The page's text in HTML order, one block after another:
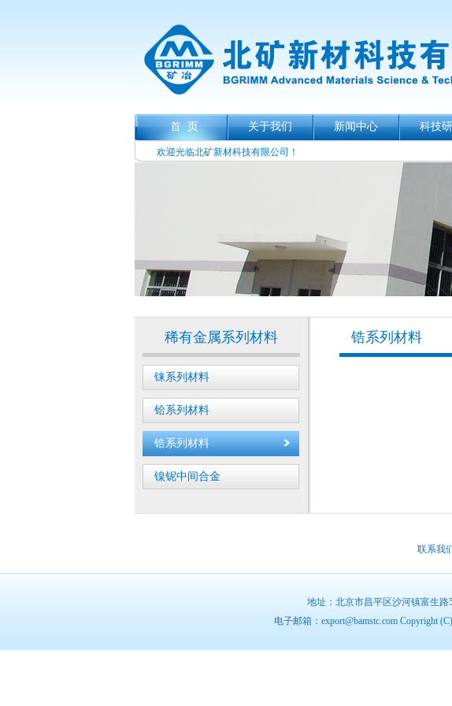
首 页 关于我们 新闻中心 科技
欢迎光临北矿新材科技有限公司！
稀有金属系列材料
铼系列材料
铪系列材料
锆系列材料
镍铌中间合金
锆系列材料
联系我
地址：北京市昌平区沙河镇富生路5
电子邮箱：export@bamstc.com Copyright